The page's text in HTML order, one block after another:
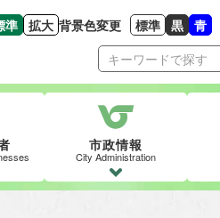
準
字の大きさをもとの大きさに戻す
拡大
文字を大きくする
背景色変更 標準
背景色の変更
黒
背景色
青
背
市政情報
City Administration